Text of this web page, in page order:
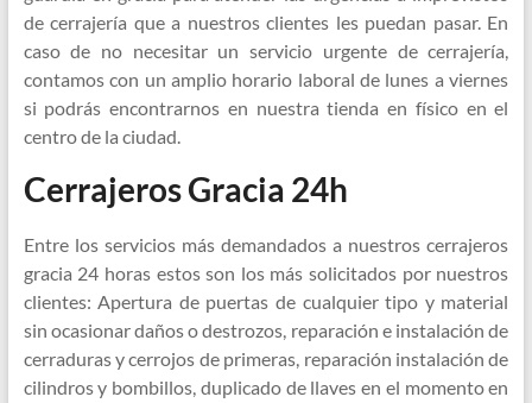
de cerrajería que a nuestros clientes les puedan pasar. En
caso de no necesitar un servicio urgente de cerrajería,
contamos con un amplio horario laboral de lunes a viernes
si podrás encontrarnos en nuestra tienda en físico en el
centro de la ciudad.
Cerrajeros Gracia 24h
Entre los servicios más demandados a nuestros cerrajeros
gracia 24 horas estos son los más solicitados por nuestros
clientes: Apertura de puertas de cualquier tipo y material
sin ocasionar daños o destrozos, reparación e instalación de
cerraduras y cerrojos de primeras, reparación instalación de
cilindros y bombillos, duplicado de llaves en el momento en